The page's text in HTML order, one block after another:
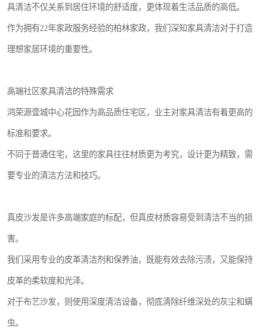
具清洁不仅关系到居住环境的舒适度，更体现着生活品质的高低。
作为拥有22年家政服务经验的柏林家政，我们深知家具清洁对于打造
理想家居环境的重要性。
高端社区家具清洁的特殊需求
鸿荣源壹城中心花园作为高品质住宅区，业主对家具清洁有着更高的
标准和要求。
不同于普通住宅，这里的家具往往材质更为考究，设计更为精致，需
要专业的清洁方法和技巧。
真皮沙发是许多高端家庭的标配，但真皮材质容易受到清洁不当的损
害。
我们采用专业的皮革清洁剂和保养油，既能有效去除污渍，又能保持
皮革的柔软度和光泽。
对于布艺沙发，则使用深度清洁设备，彻底清除纤维深处的灰尘和螨
虫。